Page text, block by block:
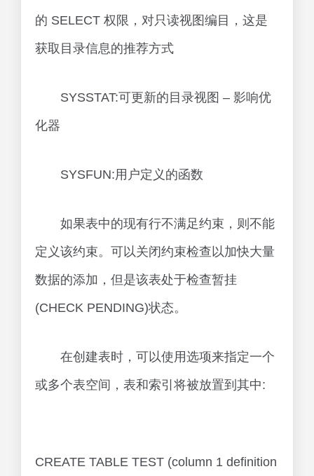
的 SELECT 权限，对只读视图编目，这是
获取目录信息的推荐方式
SYSSTAT:可更新的目录视图 – 影响优
化器
SYSFUN:用户定义的函数
如果表中的现有行不满足约束，则不能
定义该约束。可以关闭约束检查以加快大量
数据的添加，但是该表处于检查暂挂
(CHECK PENDING)状态。
在创建表时，可以使用选项来指定一个
或多个表空间，表和索引将被放置到其中:
CREATE TABLE TEST (column 1 definition